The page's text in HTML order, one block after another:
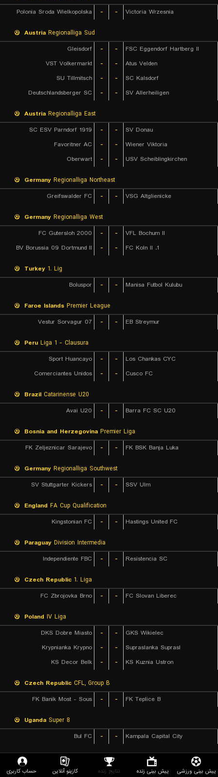
Polonia Sroda Wielkopolska
- - Victoria Wrzesnia
Austria Regionalliga Sud
Gleisdorf
- -
FSC Eggendorf Hartberg II
VST Volkermarkt
- -
Atus Velden
SU Tillmitsch
- -
SC Kalsdorf
Deutschlandsberger SC
- - SV Allerheiligen
Austria Regionalliga East
SC ESV Parndorf 1919
- -
SV Donau
Favoritner AC
- -
Wiener Viktoria
Oberwart
- - USV Scheiblingkirchen
Germany Regionalliga Northeast
Greifswalder FC
- - VSG Altglienicke
Germany Regionalliga West
FC Gutersloh 2000
- -
VFL Bochum II
BV Borussia 09 Dortmund II
- - 1. FC Koln II
Turkey 1. Lig
Boluspor
- - Manisa Futbol Kulubu
Faroe Islands Premier League
07 Vestur Sorvagur
- - EB Streymur
Peru Liga 1 - Clausura
Sport Huancayo
- -
Los Chankas CYC
Comerciantes Unidos
- - Cusco FC
Brazil Catarinense U20
Avai U20
- - Barra FC SC U20
Bosnia and Herzegovina Premier Liga
FK Zeljeznicar Sarajevo
- - FK BSK Banja Luka
Germany Regionalliga Southwest
SV Stuttgarter Kickers
- - SSV Ulm
England FA Cup Qualification
Kingstonian FC
- - Hastings United FC
Paraguay Division Intermedia
Independiente FBC
- - Resistencia SC
Czech Republic 1. Liga
FC Zbrojovka Brno
- - FC Slovan Liberec
Poland IV Liga
DKS Dobre Miasto
- -
GKS Wikielec
Krypnianka Krypno
- -
Supraslanka Suprasl
KS Decor Belk
- - KS Kuznia Ustron
Czech Republic CFL, Group B
FK Banik Most - Sous
- - FK Teplice B
Uganda Super 8
Bul FC
- - Kampala Capital City
Austria
Regionalliga West
VfB Hohenems
- - FC Lustenau 07 پیش بینی ورزشی پیش بینی زنده نتایج زنده کازینو آنلاین حساب کاربری